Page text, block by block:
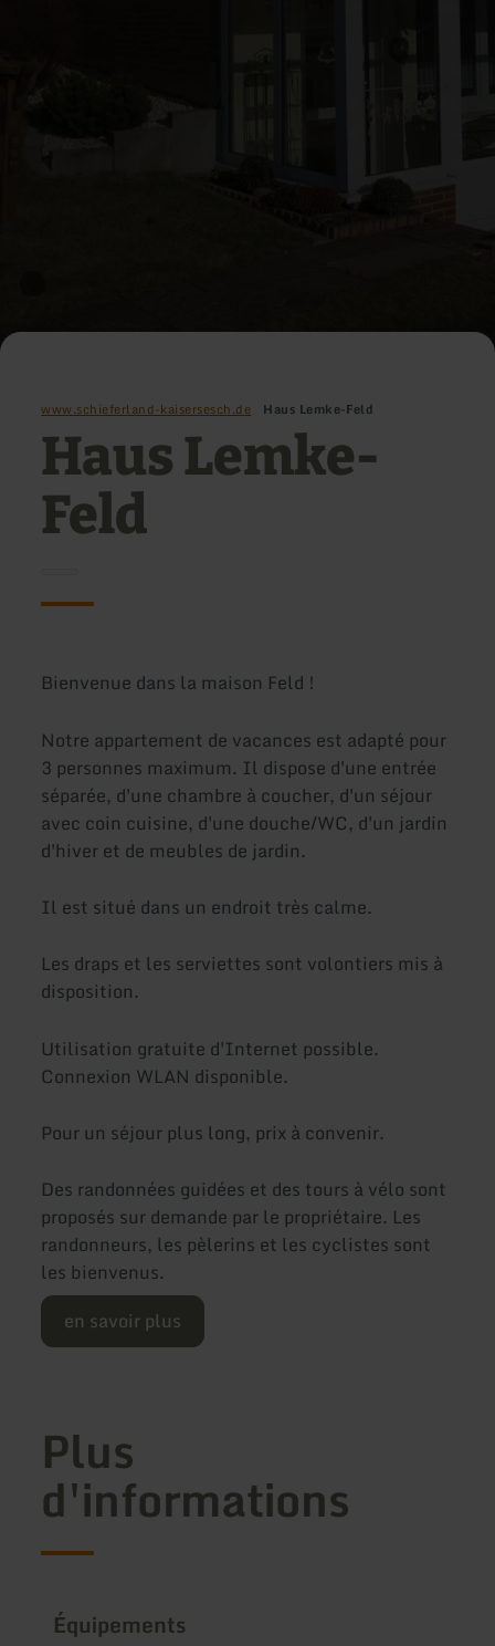
www.schieferland-kaisersesch.de Haus Lemke-Feld
Haus Lemke-
Feld
Bienvenue dans la maison Feld !
Notre appartement de vacances est adapté pour
3 personnes maximum. Il dispose d'une entrée
séparée, d'une chambre à coucher, d'un séjour
avec coin cuisine, d'une douche/WC, d'un jardin
d'hiver et de meubles de jardin.
Il est situé dans un endroit très calme.
Les draps et les serviettes sont volontiers mis à
disposition.
Utilisation gratuite d'Internet possible.
Connexion WLAN disponible.
Pour un séjour plus long, prix à convenir.
Des randonnées guidées et des tours à vélo sont
proposés sur demande par le propriétaire. Les
randonneurs, les pèlerins et les cyclistes sont
les bienvenus.
en savoir plus
Plus
d'informations
Équipements